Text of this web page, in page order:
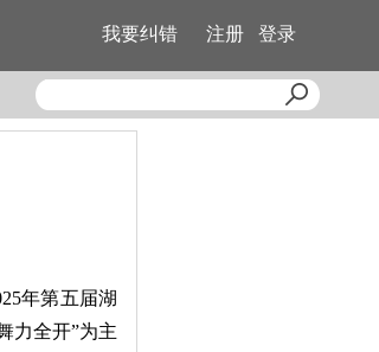
我要纠错 注册 登录
年第五届湖
力全开”为主